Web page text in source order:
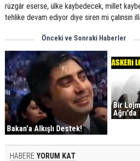
rüzgâr eserse, ülke kaybedecek, millet
tehlike devam ediyor diye siren mi çalınsın
Önceki ve Sonraki Haberler
Bakan'a Alkışlı Destek!
Bir
Ağrı'da
HABERE YORUM KAT